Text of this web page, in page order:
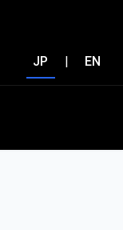
JP | EN